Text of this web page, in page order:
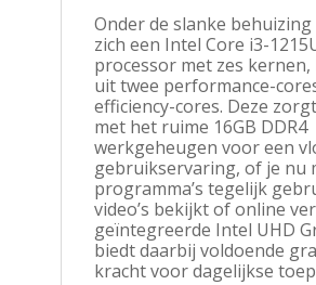
Onder de slanke
zich een Intel Core i3-
processor met zes kernen,
uit twee performance-
efficiency-cores. Deze
met het ruime 16GB DDR4
werkgeheugen voor een
gebruikservaring, of je nu
programma’s tegelijk
video’s bekijkt of online
geïntegreerde Intel UHD
biedt daarbij voldoende
kracht voor dagelijkse